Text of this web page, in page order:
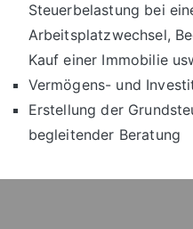
Steuerbelastung bei
Arbeitsplatzwechsel,
Kauf einer Immobilie
Vermögens- und
Erstellung der
begleitender Beratung